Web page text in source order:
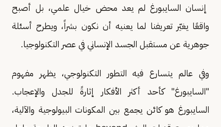
إنسان السايبورغ لم يعد محض خيال علمي، بل أصبح
واقعًا يغيّر تعريفنا لما يعنيه أن نكون بشراً، ويطرح أسئلة
جوهرية عن مستقبل الجسد الإنساني في عصر التكنولوجيا.
وفي عالم يتسارع فيه التطور التكنولوجي، يظهر مفهوم
"السايبورغ" كأحد أكثر الأفكار إثارةً للجدل والإعجاب.
السايبورغ هو كائن يجمع بين المكونات البيولوجية والآلية،